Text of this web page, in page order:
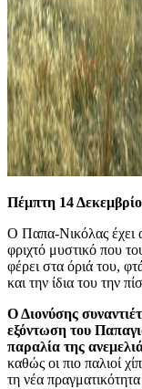
Πέμπτη 14
Ο Παπα-Νικόλας έχει
φριχτό μυστικό που
φέρει στα όριά του,
και την ίδια του την
Ο Διονύσης
εξόντωση του
παραλία της
καθώς οι πιο παλιοί
τη νέα